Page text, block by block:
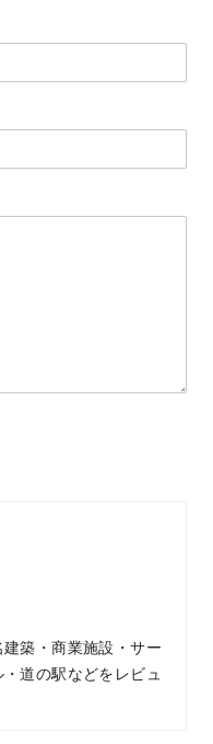
築・商業施設・サー
道の駅などをレビュ